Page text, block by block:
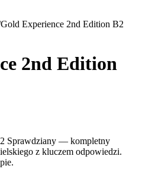
Gold Experience 2nd Edition B2
2nd Edition
Sprawdziany — kompletny
z kluczem odpowiedzi.